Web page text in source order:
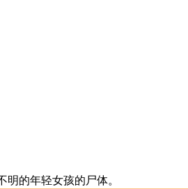
的年轻女孩的尸体。